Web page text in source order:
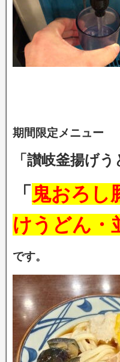
期間限定メニュー
「讃岐釜揚げ
「 鬼おろし
けうどん・
です。